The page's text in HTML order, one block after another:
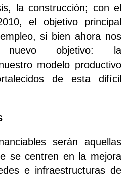
la construcción; con el
el objetivo principal
si bien ahora nos
nuevo objetivo: la
modelo productivo
de esta difícil
serán aquellas
se centren en la mejora
e infraestructuras de